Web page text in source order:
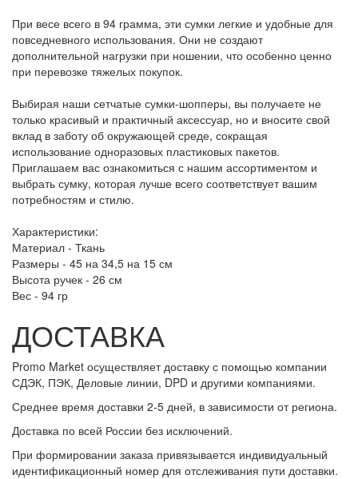
При весе всего в 94 грамма, эти сумки легкие и удобные для
повседневного использования. Они не создают
дополнительной нагрузки при ношении, что особенно ценно
при перевозке тяжелых покупок.
Выбирая наши сетчатые сумки-шопперы, вы получаете не
только красивый и практичный аксессуар, но и вносите свой
вклад в заботу об окружающей среде, сокращая
использование одноразовых пластиковых пакетов.
Приглашаем вас ознакомиться с нашим ассортиментом и
выбрать сумку, которая лучше всего соответствует вашим
потребностям и стилю.
Характеристики:
Материал - Ткань
Размеры - 45 на 34,5 на 15 см
Высота ручек - 26 см
Вес - 94 гр
ДОСТАВКА
Promo Market осуществляет доставку с помощью компании
СДЭК, ПЭК, Деловые линии, DPD и другими компаниями.
Среднее время доставки 2-5 дней, в зависимости от региона.
Доставка по всей России без исключений.
При формировании заказа привязывается индивидуальный
идентификационный номер для отслеживания пути доставки.